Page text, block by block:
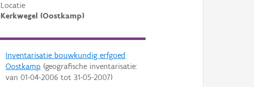
Locatie
Kerkwegel (Oostkamp)
Inventarisatie bouwkundig erfgoed
Oostkamp (geografische inventarisatie:
van 01-04-2006 tot 31-05-2007)